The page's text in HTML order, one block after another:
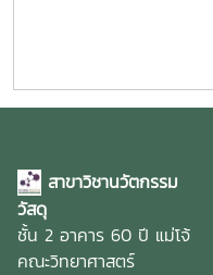
สาขาวิชานวัตกรรม
วัสดุ
ชั้น 2 อาคาร 60 ปี แม่โจ้
คณะวิทยาศาสตร์